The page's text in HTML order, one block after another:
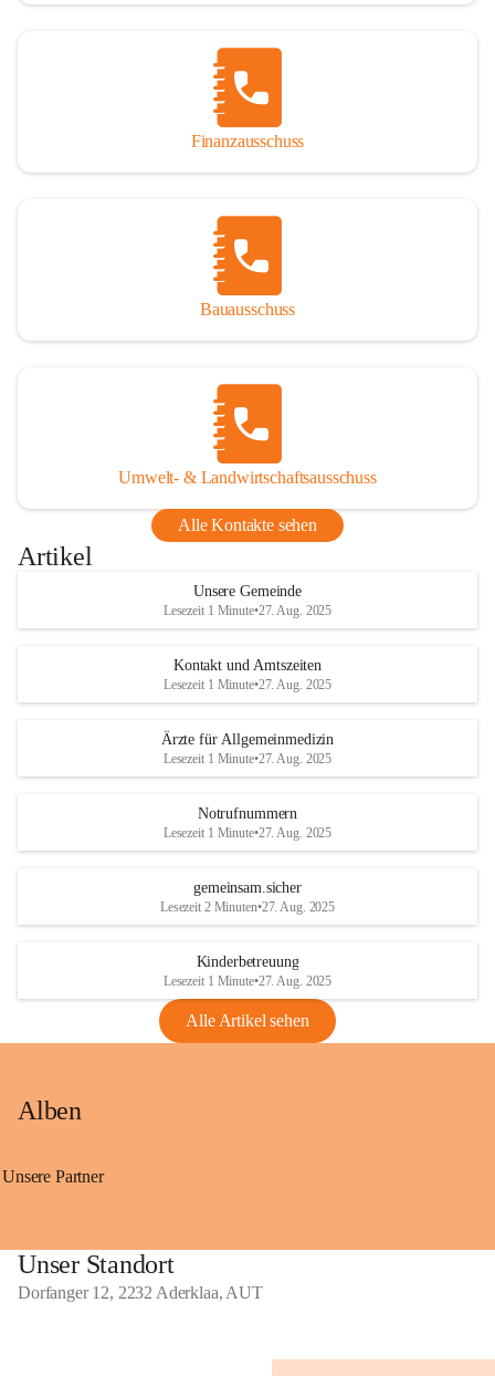
Finanzausschuss
Bauausschuss
Umwelt- & Landwirtschaftsausschuss
Alle Kontakte sehen
Artikel
Unsere Gemeinde
Lesezeit 1 Minute•27. Aug. 2025
Kontakt und Amtszeiten
Lesezeit 1 Minute•27. Aug. 2025
Ärzte für Allgemeinmedizin
Lesezeit 1 Minute•27. Aug. 2025
Notrufnummern
Lesezeit 1 Minute•27. Aug. 2025
gemeinsam.sicher
Lesezeit 2 Minuten•27. Aug. 2025
Kinderbetreuung
Lesezeit 1 Minute•27. Aug. 2025
Alle Artikel sehen
Alben
Unsere Partner
Unser Standort
Dorfanger 12, 2232 Aderklaa, AUT